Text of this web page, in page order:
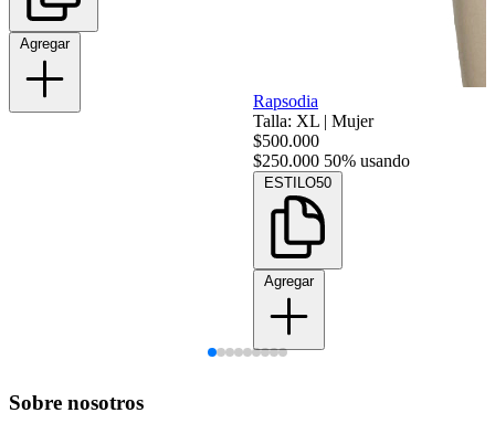
Agregar
Rapsodia
Talla: XL | Mujer
$500.000
$250.000 50% usando
ESTILO50
Agregar
Sobre nosotros